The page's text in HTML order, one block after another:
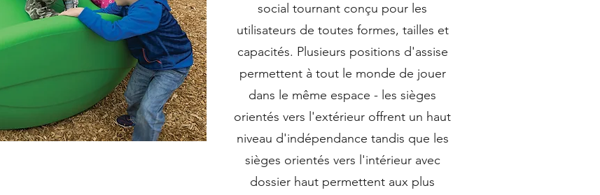
social tournant conçu pour les
utilisateurs de toutes formes, tailles et
capacités. Plusieurs positions d'assise
permettent à tout le monde de jouer
dans le même espace - les sièges
orientés vers l'extérieur offrent un haut
niveau d'indépendance tandis que les
sièges orientés vers l'intérieur avec
dossier haut permettent aux plus